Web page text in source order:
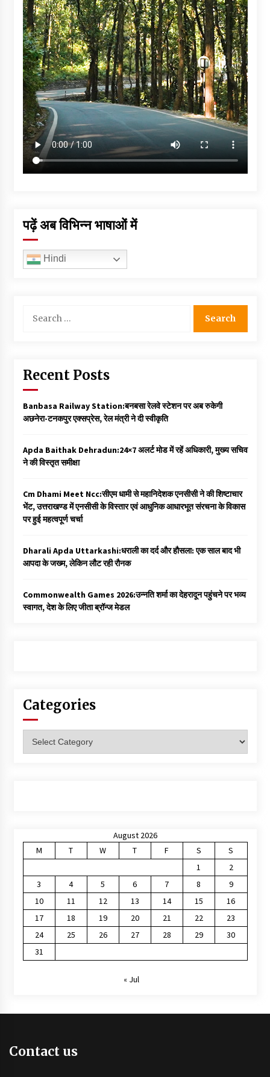
पढ़ें अब विभिन्न भाषाओं में
Hindi
for:
Recent Posts
Banbasa Railway Station:बनबसा रेलवे स्टेशन पर अब रुकेगी
अछनेरा-टनकपुर एक्सप्रेस, रेल मंत्री ने दी स्वीकृति
Apda Baithak Dehradun:24×7 अलर्ट मोड में रहें अधिकारी, मुख्य सचिव
ने की विस्तृत समीक्षा
Cm Dhami Meet Ncc:सीएम धामी से महानिदेशक एनसीसी ने की शिष्टाचार
भेंट, उत्तराखण्ड में एनसीसी के विस्तार एवं आधुनिक आधारभूत संरचना के विकास
पर हुई महत्वपूर्ण चर्चा
Dharali Apda Uttarkashi:धराली का दर्द और हौसला: एक साल बाद भी
आपदा के जख्म, लेकिन लौट रही रौनक
Commonwealth Games 2026:उन्नति शर्मा का देहरादून पहुंचने पर भव्य
स्वागत, देश के लिए जीता ब्रॉन्ज मेडल
Categories
August 2026
M
T W T F S
S
1
2
3
4 5 6 7 8
9
10
11 12 13 14 15
16
17
18 19 20 21 22
23
24
25 26 27 28 29
30
31
« Jul
Contact us